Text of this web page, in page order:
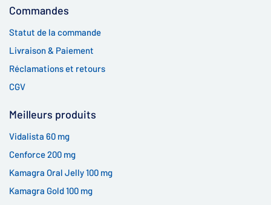
Commandes
Statut de la commande
Livraison & Paiement
Réclamations et retours
CGV
Meilleurs produits
Vidalista 60 mg
Cenforce 200 mg
Kamagra Oral Jelly 100 mg
Kamagra Gold 100 mg